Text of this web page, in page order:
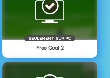
SEULEMENT SUR PC
Free Goal 2